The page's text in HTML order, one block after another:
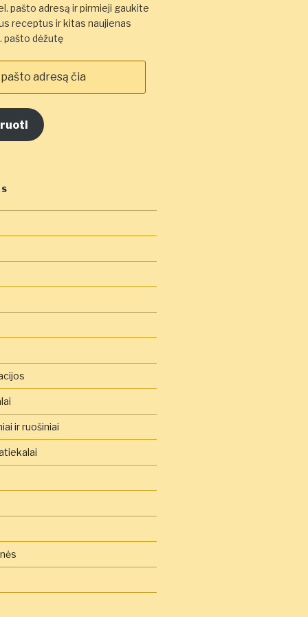
pašto adresą ir pirmieji gaukite
receptus ir kitas naujienas
pašto dėžutę
ir ruošiniai